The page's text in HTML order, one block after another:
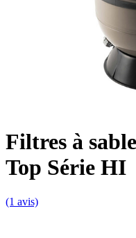
Filtres à
Top Série HI
(1 avis)